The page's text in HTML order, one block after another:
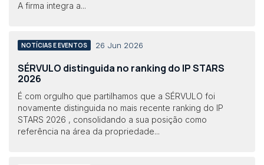
A firma integra a...
NOTÍCIAS E EVENTOS 26 Jun 2026
SÉRVULO distinguida no ranking do IP STARS
2026
É com orgulho que partilhamos que a SÉRVULO foi
novamente distinguida no mais recente ranking do IP
STARS 2026 , consolidando a sua posição como
referência na área da propriedade...